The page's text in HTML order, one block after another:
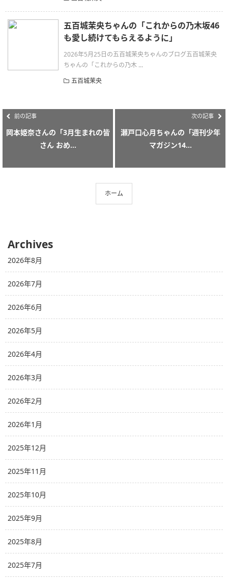
五百城茉央ちゃんの「これからの乃木坂46
も愛し続けてもらえるように」
2026年5月25日の五百城茉央ちゃんのブログ五百城茉央
ちゃんの「これからの乃木 ...
五百城茉央
前の記事
岡本姫奈さんの「3月生まれの皆
さん おめ...
次の記事
瀬戸口心月ちゃんの「週刊少年
マガジン14...
ホーム
Archives
2026年8月
2026年7月
2026年6月
2026年5月
2026年4月
2026年3月
2026年2月
2026年1月
2025年12月
2025年11月
2025年10月
2025年9月
2025年8月
2025年7月